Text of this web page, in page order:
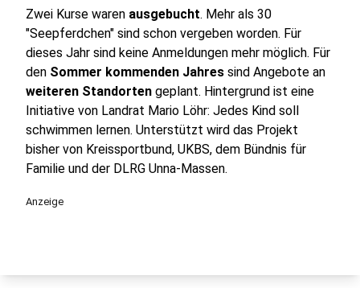
Zwei Kurse waren ausgebucht. Mehr als 30
"Seepferdchen" sind schon vergeben worden. Für
dieses Jahr sind keine Anmeldungen mehr möglich. Für
den Sommer kommenden Jahres sind Angebote an
weiteren Standorten geplant. Hintergrund ist eine
Initiative von Landrat Mario Löhr: Jedes Kind soll
schwimmen lernen. Unterstützt wird das Projekt
bisher von Kreissportbund, UKBS, dem Bündnis für
Familie und der DLRG Unna-Massen.
Anzeige